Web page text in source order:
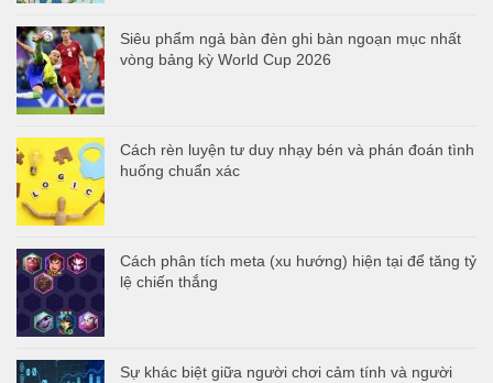
Siêu phẩm ngả bàn đèn ghi bàn ngoạn mục nhất
vòng bảng kỳ World Cup 2026
Cách rèn luyện tư duy nhạy bén và phán đoán tình
huống chuẩn xác
Cách phân tích meta (xu hướng) hiện tại để tăng tỷ
lệ chiến thắng
Sự khác biệt giữa người chơi cảm tính và người